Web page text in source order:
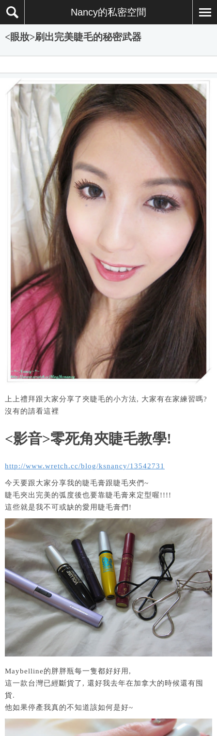
Nancy的私密空間
<眼妝>刷出完美睫毛的秘密武器
上上禮拜跟大家分享了夾睫毛的小方法, 大家有在家練習嗎?
沒有的請看這裡
<影音>零死角夾睫毛教學!
http://www.wretch.cc/blog/ksnancy/13542731
今天要跟大家分享我的睫毛膏跟睫毛夾們~
睫毛夾出完美的弧度後也要靠睫毛膏來定型喔!!!!
這些就是我不可或缺的愛用睫毛膏們!
Maybelline的胖胖瓶每一隻都好好用,
這一款台灣已經斷貨了, 還好我去年在加拿大的時候還有囤
貨.
他如果停產我真的不知道該如何是好~